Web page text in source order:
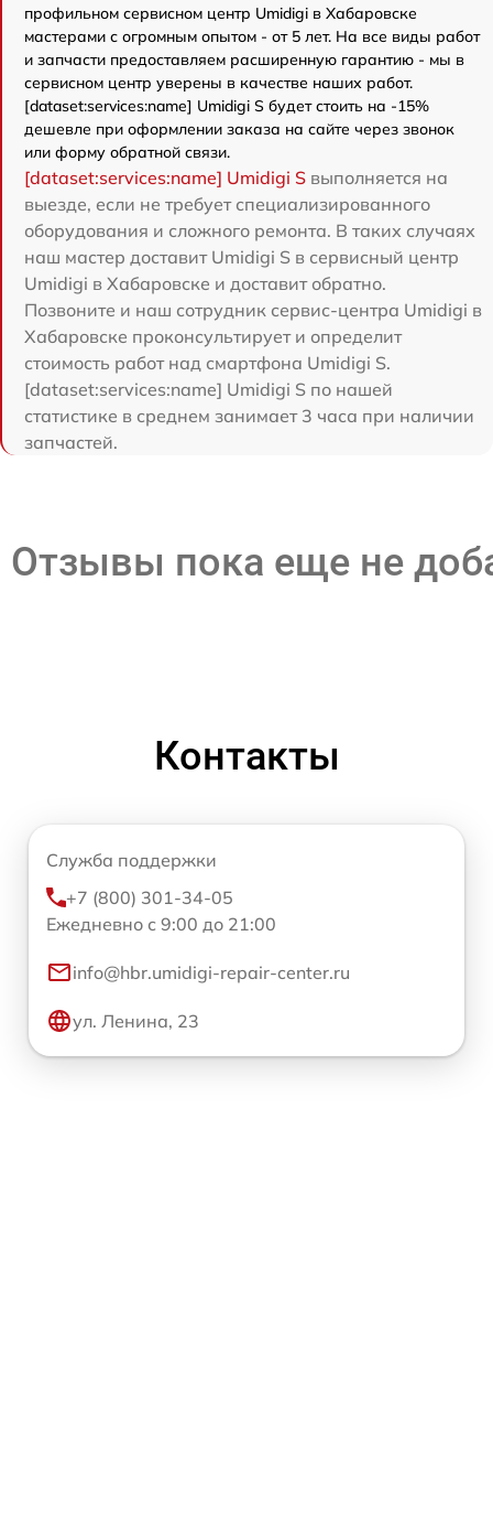
профильном сервисном центр Umidigi в Хабаровске
мастерами с огромным опытом - от 5 лет. На все виды работ
и запчасти предоставляем расширенную гарантию - мы в
сервисном центр уверены в качестве наших работ.
[dataset:services:name] Umidigi S будет стоить на -15%
дешевле при оформлении заказа на сайте через звонок
или форму обратной связи.
[dataset:services:name] Umidigi S выполняется на
выезде, если не требует специализированного
оборудования и сложного ремонта. В таких случаях
наш мастер доставит Umidigi S в сервисный центр
Umidigi в Хабаровске и доставит обратно.
Позвоните и наш сотрудник сервис-центра Umidigi в
Хабаровске проконсультирует и определит
стоимость работ над смартфона Umidigi S.
[dataset:services:name] Umidigi S по нашей
статистике в среднем занимает 3 часа при наличии
запчастей.
Отзывы пока еще не
Контакты
Служба поддержки
+7 (800) 301-34-05
Ежедневно с 9:00 до 21:00
info@hbr.umidigi-repair-center.ru
ул. Ленина, 23